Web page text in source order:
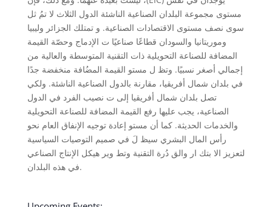
مستوى مجموعة البلدان الصناعية الناشئة الدول الثلاث لا تمُ ثل
سوى نصف مستوى الاقتصادات الصناعية. و تمتلك الجزائر وليبيا
وموريتانيا والسودان قطاعًا صناعيًا ت الإدماج وحصّة القيمة
المضافة للصناعة التحويلية ذات التقنية المتوسطة والعالية من
إجمالي أصغر نسبيًا. وتظ ل مستو القيمة المضُافة منخفضة جدًا
في بلدان شمال أفريقيا، مقارنة ﺑﺎلدول الصناعية الناشئة. ولكي
تصل بلدان شمال أفريقيا إلى ت نصيب الفرد في الدول
الصناعية، يجب عليها رفع القيمة المضافة للصناعة التحويلية
والخدمات الحديثة. كما أن مستو إعادة توجيه الإنفاق العام نحو
رأس المال البشري سيظ لَ في صميم التوصيات السياسية
لتعزيز الا بتك ار والق دُرة التقنية وتط وير هيكل الإنتاج الصناعي
في هذه البلدان.